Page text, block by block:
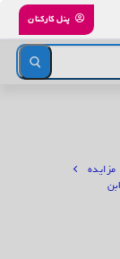
پنل کارکنان
مزایده